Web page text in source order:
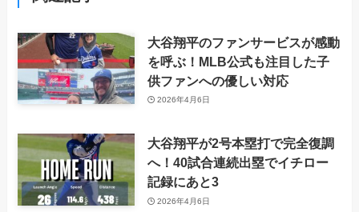
大谷翔平のファンサービスが感動
を呼ぶ！MLB公式も注目した子
供ファンへの優しい対応
2026年4月6日
大谷翔平が2号本塁打で完全復調
へ！40試合連続出塁でイチロー
記録にあと3
2026年4月6日